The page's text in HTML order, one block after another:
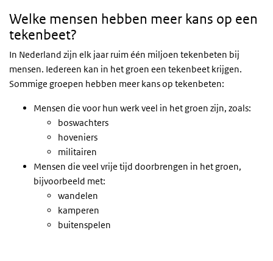
Welke mensen hebben meer kans op een
tekenbeet?
In Nederland zijn elk jaar ruim één miljoen tekenbeten bij
mensen. Iedereen kan in het groen een tekenbeet krijgen.
Sommige groepen hebben meer kans op tekenbeten:
Mensen die voor hun werk veel in het groen zijn, zoals:
boswachters
hoveniers
militairen
Mensen die veel vrije tijd doorbrengen in het groen,
bijvoorbeeld met:
wandelen
kamperen
buitenspelen